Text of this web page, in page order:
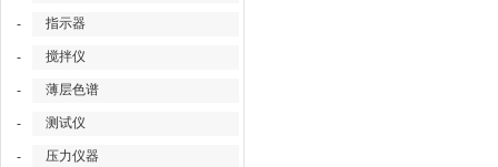
- 指示器
- 搅拌仪
- 薄层色谱
- 测试仪
- 压力仪器